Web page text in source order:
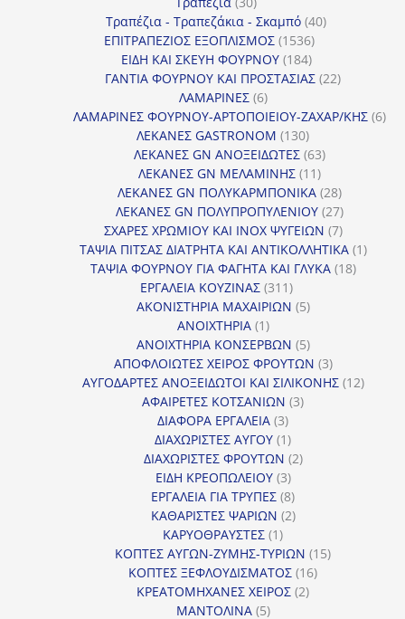
προϊόντα
Τραπέζια - Τραπεζάκια - Σκαμπό 4040
ΕΠΙΤΡΑΠΕΖΙΟΣ ΕΞΟΠΛΙΣΜΟΣ 15361536
προϊόντα
ΕΙΔΗ ΚΑΙ ΣΚΕΥΗ ΦΟΥΡΝΟΥ 184184
προϊόντα
ΓΑΝΤΙΑ ΦΟΥΡΝΟΥ ΚΑΙ ΠΡΟΣΤΑΣΙΑΣ 2222
ΛΑΜΑΡΙΝΕΣ 66
προϊόντα
ΛΑΜΑΡΙΝΕΣ ΦΟΥΡΝΟΥ-ΑΡΤΟΠΟΙΕΙΟΥ-ΖΑΧΑΡ/ΚΗΣ 66
ΛΕΚΑΝΕΣ GASTRONOM 130130
προϊόντα
ΛΕΚΑΝΕΣ GN ΑΝΟΞΕΙΔΩΤΕΣ 6363
ΛΕΚΑΝΕΣ GN ΜΕΛΑΜΙΝΗΣ 1111
προϊόντα
ΛΕΚΑΝΕΣ GN ΠΟΛΥΚΑΡΜΠΟΝΙΚΑ 2828
προϊόντα
ΛΕΚΑΝΕΣ GN ΠΟΛΥΠΡΟΠΥΛΕΝΙΟΥ 2727
προϊόντα
ΣΧΑΡΕΣ ΧΡΩΜΙΟΥ ΚΑΙ INOX ΨΥΓΕΙΩΝ 77
προϊόντα
ΤΑΨΙΑ ΠΙΤΣΑΣ ΔΙΑΤΡΗΤΑ ΚΑΙ ΑΝΤΙΚΟΛΛΗΤΙΚΑ 11
ΤΑΨΙΑ ΦΟΥΡΝΟΥ ΓΙΑ ΦΑΓΗΤΑ ΚΑΙ ΓΛΥΚΑ 1818
ΕΡΓΑΛΕΙΑ ΚΟΥΖΙΝΑΣ 311311
προϊόντα
ΑΚΟΝΙΣΤΗΡΙΑ ΜΑΧΑΙΡΙΩΝ 55
ΑΝΟΙΧΤΗΡΙΑ 11
προϊόν
ΑΝΟΙΧΤΗΡΙΑ ΚΟΝΣΕΡΒΩΝ 55
προϊόντα
ΑΠΟΦΛΟΙΩΤΕΣ ΧΕΙΡΟΣ ΦΡΟΥΤΩΝ 33
προϊόντα
ΑΥΓΟΔΑΡΤΕΣ ΑΝΟΞΕΙΔΩΤΟΙ ΚΑΙ ΣΙΛΙΚΟΝΗΣ 1212
ΑΦΑΙΡΕΤΕΣ ΚΟΤΣΑΝΙΩΝ 33
ΔΙΑΦΟΡΑ ΕΡΓΑΛΕΙΑ 33
προϊόντα
ΔΙΑΧΩΡΙΣΤΕΣ ΑΥΓΟΥ 11
προϊόν
ΔΙΑΧΩΡΙΣΤΕΣ ΦΡΟΥΤΩΝ 22
ΕΙΔΗ ΚΡΕΟΠΩΛΕΙΟΥ 33
προϊόντα
ΕΡΓΑΛΕΙΑ ΓΙΑ ΤΡΥΠΕΣ 88
προϊόντα
ΚΑΘΑΡΙΣΤΕΣ ΨΑΡΙΩΝ 22
ΚΑΡΥΟΘΡΑΥΣΤΕΣ 11
προϊόν
ΚΟΠΤΕΣ ΑΥΓΩΝ-ΖΥΜΗΣ-ΤΥΡΙΩΝ 1515
ΚΟΠΤΕΣ ΞΕΦΛΟΥΔΙΣΜΑΤΟΣ 1616
ΚΡΕΑΤΟΜΗΧΑΝΕΣ ΧΕΙΡΟΣ 22
ΜΑΝΤΟΛΙΝΑ 55